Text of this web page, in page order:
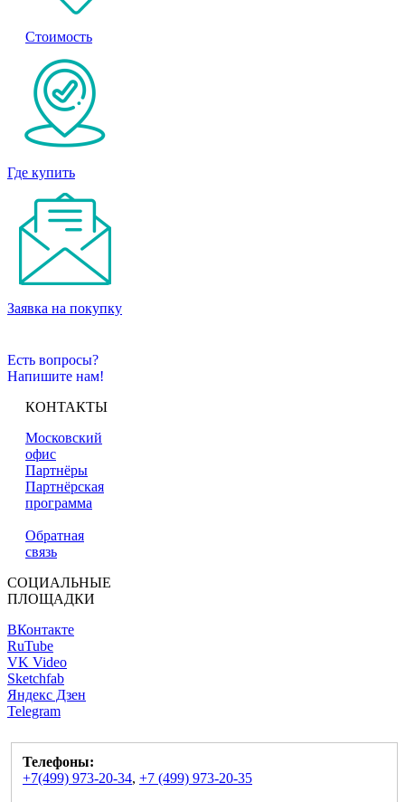
Стоимость
Где купить
Заявка на покупку
Есть вопросы?
Напишите нам!
КОНТАКТЫ
Московский
офис
Партнёры
Партнёрская
программа
Обратная
связь
СОЦИАЛЬНЫЕ
ПЛОЩАДКИ
ВКонтакте
RuTube
VK Video
Sketchfab
Яндекс Дзен
Telegram
Телефоны:
+7(499) 973-20-34, +7 (499) 973-20-35